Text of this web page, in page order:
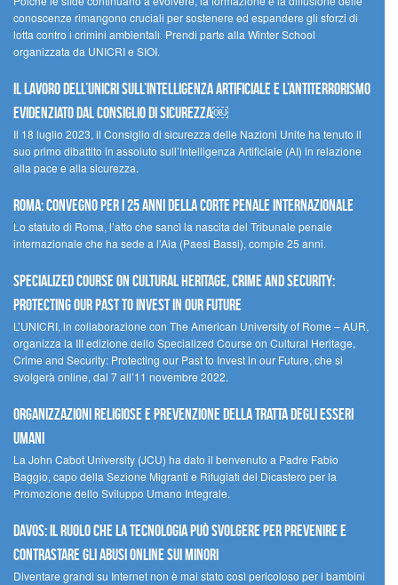
conoscenze rimangono cruciali per sostenere ed espandere gli sforzi di
lotta contro i crimini ambientali. Prendi parte alla Winter School
organizzata da UNICRI e SIOI.
Il lavoro dell’UNICRI sull’intelligenza artificiale e l’antiterrorismo
evidenziato dal Consiglio di Sicurezza￼
Il 18 luglio 2023, il Consiglio di sicurezza delle Nazioni Unite ha tenuto il
suo primo dibattito in assoluto sull’Intelligenza Artificiale (AI) in relazione
alla pace e alla sicurezza.
Roma: convegno per i 25 anni della Corte penale internazionale
Lo statuto di Roma, l’atto che sancì la nascita del Tribunale penale
internazionale che ha sede a l’Aia (Paesi Bassi), compie 25 anni.
Specialized Course on Cultural Heritage, Crime and Security:
Protecting our Past to Invest in our Future
L’UNICRI, in collaborazione con The American University of Rome – AUR,
organizza la III edizione dello Specialized Course on Cultural Heritage,
Crime and Security: Protecting our Past to Invest in our Future, che si
svolgerà online, dal 7 all’11 novembre 2022.
Organizzazioni religiose e prevenzione della tratta degli esseri
umani
La John Cabot University (JCU) ha dato il benvenuto a Padre Fabio
Baggio, capo della Sezione Migranti e Rifugiati del Dicastero per la
Promozione dello Sviluppo Umano Integrale.
Davos: il ruolo che la tecnologia può svolgere per prevenire e
contrastare gli abusi online sui minori
Diventare grandi su Internet non è mai stato così pericoloso per i bambini